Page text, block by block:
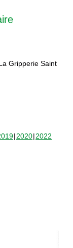
Gripperie Saint
2020 2022